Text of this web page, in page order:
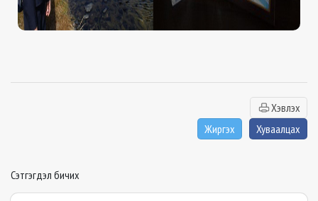
Хэвлэх
Жиргэх
Хуваалцах
Сэтгэгдэл бичих